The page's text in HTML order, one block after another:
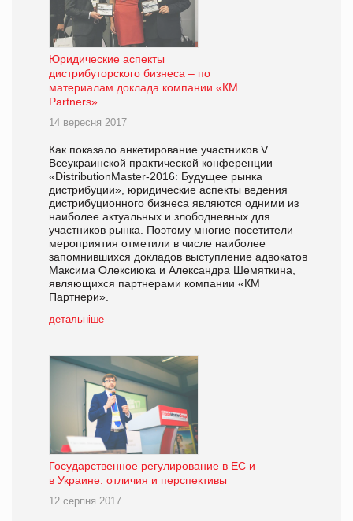
Юридические аспекты
дистрибуторского бизнеса – по
материалам доклада компании «КМ
Partners»
14 вересня 2017
Как показало анкетирование участников V
Всеукраинской практической конференции
«DistributionMaster-2016: Будущее рынка
дистрибуции», юридические аспекты ведения
дистрибуционного бизнеса являются одними из
наиболее актуальных и злободневных для
участников рынка. Поэтому многие посетители
мероприятия отметили в числе наиболее
запомнившихся докладов выступление адвокатов
Максима Олексиюка и Александра Шемяткина,
являющихся партнерами компании «КМ
Партнери».
детальніше
Государственное регулирование в ЕС и
в Украине: отличия и перспективы
12 серпня 2017